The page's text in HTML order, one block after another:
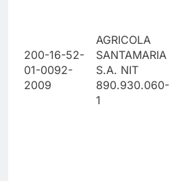
200-16-52-
01-0092-
2009
AGRICOLA
SANTAMARIA
S.A. NIT
890.930.060-
1